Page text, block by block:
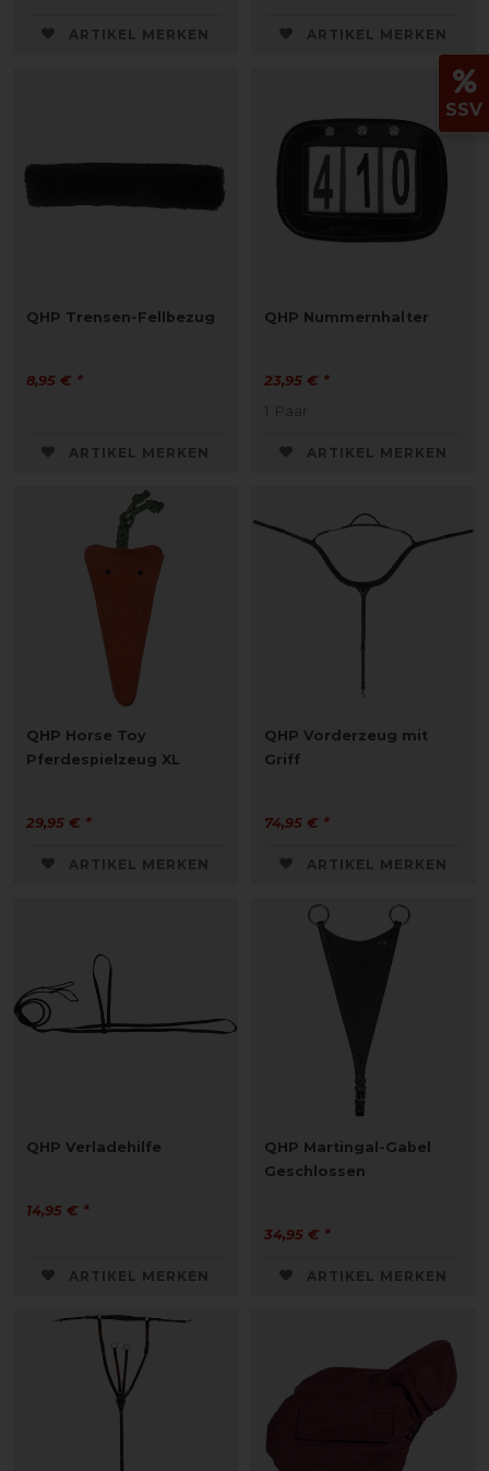
ARTIKEL MERKEN ARTIKEL MERKEN
QHP Trensen-Fellbezug
8,95 € *
ARTIKEL MERKEN
QHP Nummernhalter
23,95 € *
1 Paar
ARTIKEL MERKEN
QHP Horse Toy
Pferdespielzeug XL
29,95 € *
ARTIKEL MERKEN
QHP Vorderzeug mit
Griff
74,95 € *
ARTIKEL MERKEN
QHP Verladehilfe
14,95 € *
ARTIKEL MERKEN
QHP Martingal-Gabel
Geschlossen
34,95 € *
ARTIKEL MERKEN
SSV